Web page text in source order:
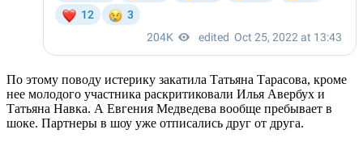
По этому поводу истерику закатила Татьяна Тарасова, кроме
нее молодого участника раскритиковали Илья Авербух и
Татьяна Навка. А Евгения Медведева вообще пребывает в
шоке. Партнеры в шоу уже отписались друг от друга.